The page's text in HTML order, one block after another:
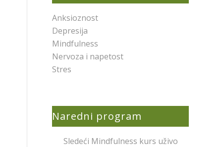
Anksioznost
Depresija
Mindfulness
Nervoza i napetost
Stres
Naredni program
Sledeći Mindfulness kurs uživo